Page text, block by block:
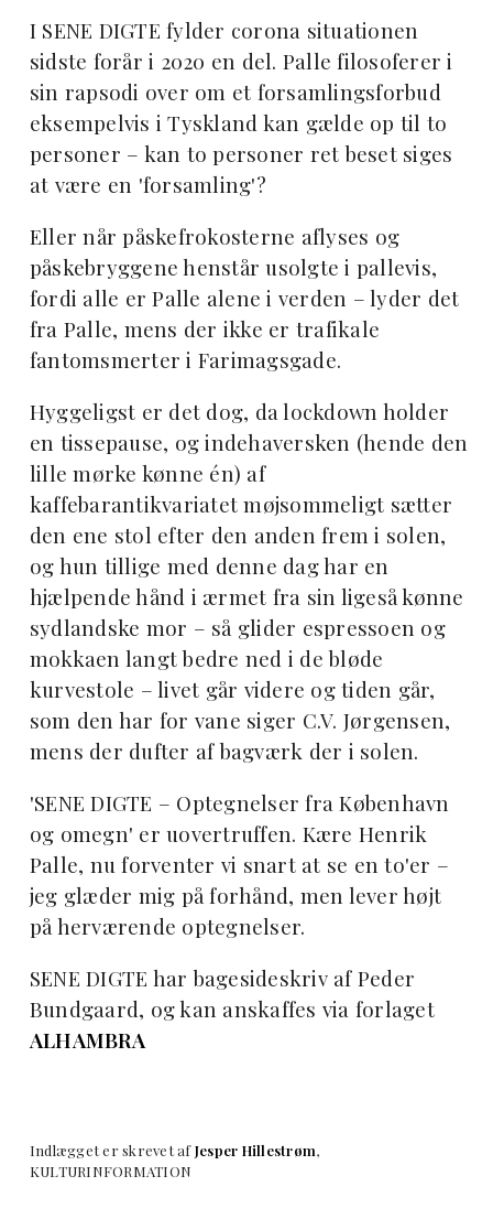
I SENE DIGTE fylder corona situationen
sidste forår i 2020 en del. Palle filosoferer i
sin rapsodi over om et forsamlingsforbud
eksempelvis i Tyskland kan gælde op til to
personer – kan to personer ret beset siges
at være en 'forsamling'?
Eller når påskefrokosterne aflyses og
påskebryggene henstår usolgte i pallevis,
fordi alle er Palle alene i verden – lyder det
fra Palle, mens der ikke er trafikale
fantomsmerter i Farimagsgade.
Hyggeligst er det dog, da lockdown holder
en tissepause, og indehaversken (hende den
lille mørke kønne én) af
kaffebarantikvariatet møjsommeligt sætter
den ene stol efter den anden frem i solen,
og hun tillige med denne dag har en
hjælpende hånd i ærmet fra sin ligeså kønne
sydlandske mor – så glider espressoen og
mokkaen langt bedre ned i de bløde
kurvestole – livet går videre og tiden går,
som den har for vane siger C.V. Jørgensen,
mens der dufter af bagværk der i solen.
'SENE DIGTE – Optegnelser fra København
og omegn' er uovertruffen. Kære Henrik
Palle, nu forventer vi snart at se en to'er –
jeg glæder mig på forhånd, men lever højt
på herværende optegnelser.
SENE DIGTE har bagesideskriv af Peder
Bundgaard, og kan anskaffes via forlaget
ALHAMBRA
Indlægget er skrevet afJesper Hillestrøm,
KULTURINFORMATION